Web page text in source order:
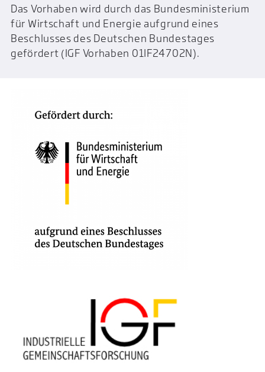
Das Vorhaben wird durch das Bundesministerium
für Wirtschaft und Energie aufgrund eines
Beschlusses des Deutschen Bundestages
gefördert (IGF Vorhaben 01IF24702N).